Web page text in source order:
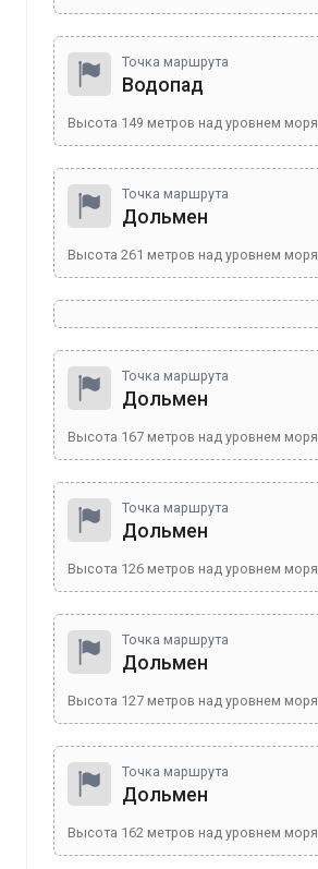
Точка маршрута
Водопад
Высота 149 метров над уровнем моря
Точка маршрута
Дольмен
Высота 261 метров над уровнем моря
Точка маршрута
Дольмен
Высота 167 метров над уровнем моря
Точка маршрута
Дольмен
Высота 126 метров над уровнем моря
Точка маршрута
Дольмен
Высота 127 метров над уровнем моря
Точка маршрута
Дольмен
Высота 162 метров над уровнем моря